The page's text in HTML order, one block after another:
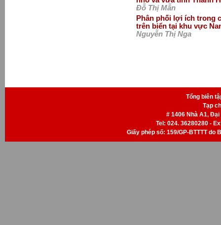
Đỗ Thị Mẫn
Phân phối lợi ích trong
trên biển tại khu vực
Nguyễn Thị Nga
Tổng biên
Tạp
# 1406 Nhà A1, Đại
Tel: 024. 36280280 -
Giấy phép số: 159/GP-BTTTT do